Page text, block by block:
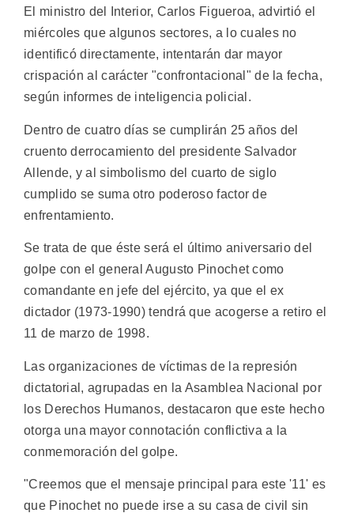
El ministro del Interior, Carlos Figueroa, advirtió el
miércoles que algunos sectores, a lo cuales no
identificó directamente, intentarán dar mayor
crispación al carácter "confrontacional" de la fecha,
según informes de inteligencia policial.
Dentro de cuatro días se cumplirán 25 años del
cruento derrocamiento del presidente Salvador
Allende, y al simbolismo del cuarto de siglo
cumplido se suma otro poderoso factor de
enfrentamiento.
Se trata de que éste será el último aniversario del
golpe con el general Augusto Pinochet como
comandante en jefe del ejército, ya que el ex
dictador (1973-1990) tendrá que acogerse a retiro el
11 de marzo de 1998.
Las organizaciones de víctimas de la represión
dictatorial, agrupadas en la Asamblea Nacional por
los Derechos Humanos, destacaron que este hecho
otorga una mayor connotación conflictiva a la
conmemoración del golpe.
"Creemos que el mensaje principal para este '11' es
que Pinochet no puede irse a su casa de civil sin